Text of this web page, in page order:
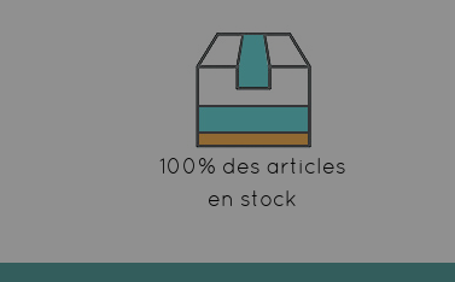
100% des articles
en stock